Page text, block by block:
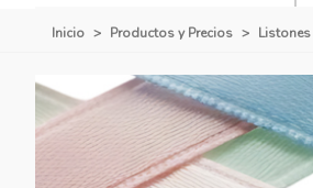
Inicio > Productos y Precios > Listones